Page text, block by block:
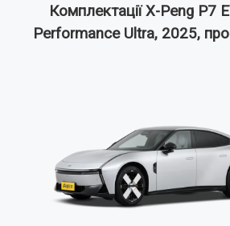
Ваш відгук:
HTML розмітка не
Використовуйте звичайний текст.
Добре
Комплектації X-Peng P7
Performance Ultra, 2025,